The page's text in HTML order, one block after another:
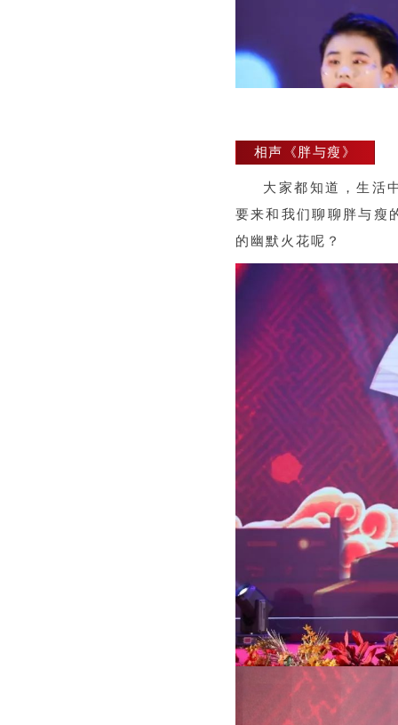
相声《胖与瘦》
大家都知道，生活
要来和我们聊聊胖与瘦
的幽默火花呢？